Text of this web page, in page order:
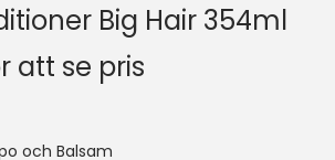
Big Hair 354ml
att se pris
och Balsam